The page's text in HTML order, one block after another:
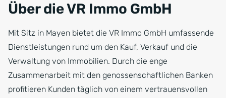
Über die VR Immo GmbH
Mit Sitz in Mayen bietet die VR Immo GmbH umfassende
Dienstleistungen rund um den Kauf, Verkauf und die
Verwaltung von Immobilien. Durch die enge
Zusammenarbeit mit den genossenschaftlichen Banken
profitieren Kunden täglich von einem vertrauensvollen